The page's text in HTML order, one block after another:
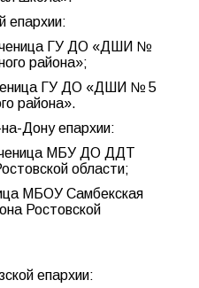
епархии:
ГУ ДО «ДШИ №
района»;
ГУ ДО «ДШИ № 5
района».
Дону епархии:
МБУ ДО ДДТ
области;
МБОУ Самбекская
Ростовской
епархии: